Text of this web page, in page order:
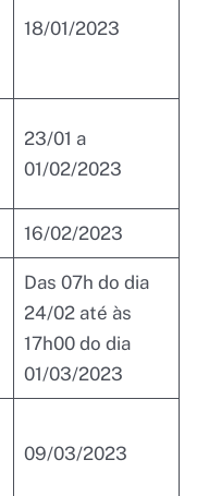
18/01/2023
23/01 a
01/02/2023
16/02/2023
Das 07h do dia
24/02 até às
17h00 do dia
01/03/2023
09/03/2023